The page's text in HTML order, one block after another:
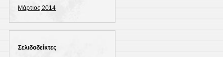
Μάρτιος 2014
Σελιδοδείκτες